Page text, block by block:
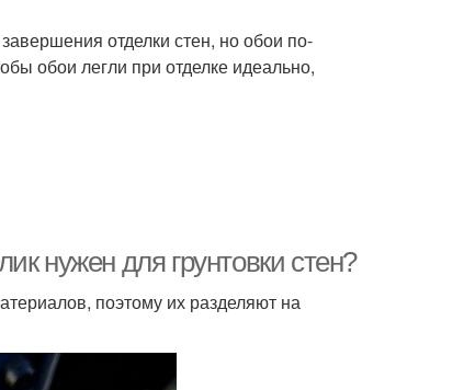
отделки стен, но обои по-
обои легли при отделке идеально,
нужен для грунтовки стен?
поэтому их разделяют на